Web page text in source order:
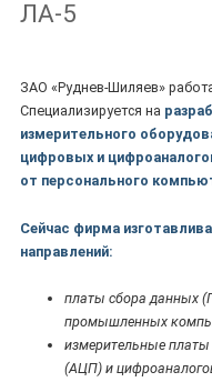
ЛА-5
ЗАО «Руднев-Шиляев»
Специализируется на
измерительного
цифровых и
от персонального
Сейчас фирма
направлений:
платы сбора данных
промышленных
измерительные платы
(АЦП) и